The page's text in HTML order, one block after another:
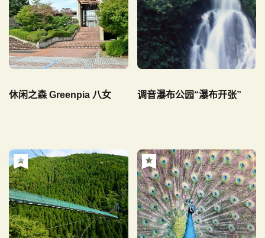
休闲之森 Greenpia 八女 调音瀑布公园“瀑布开张”